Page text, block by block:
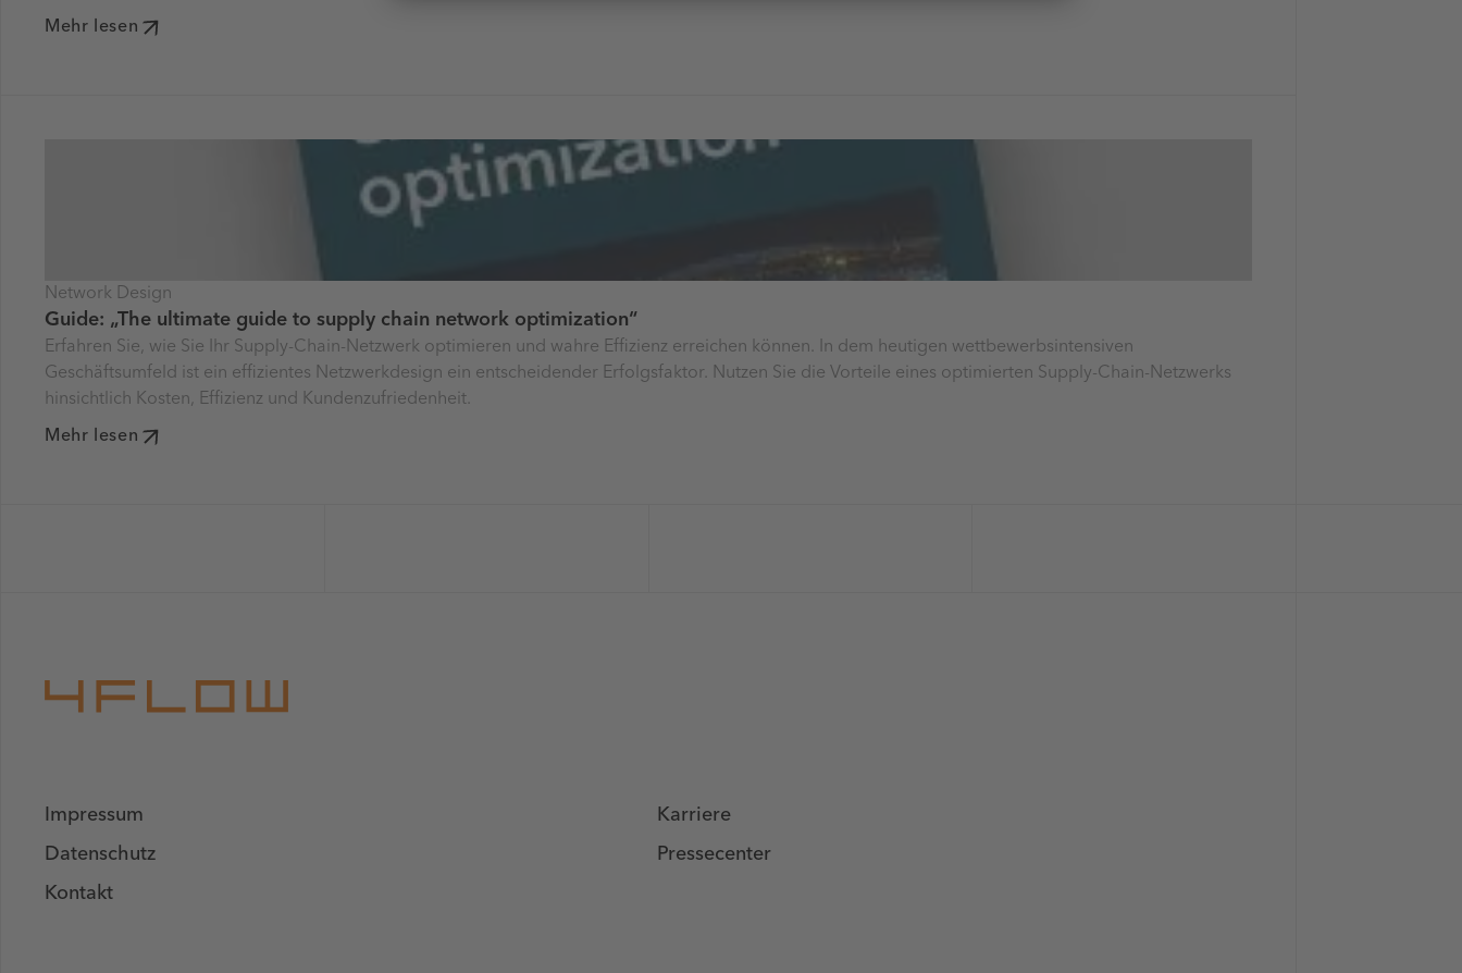
Mehr lesen
Network Design
Guide: „The ultimate guide to supply chain network optimization“
Erfahren Sie, wie Sie Ihr Supply-Chain-Netzwerk optimieren und wahre Effizienz erreichen können. In dem heutigen wettbewerbsintensiven
Geschäftsumfeld ist ein effizientes Netzwerkdesign ein entscheidender Erfolgsfaktor. Nutzen Sie die Vorteile eines optimierten Supply-Chain-Netzwerks
hinsichtlich Kosten, Effizienz und Kundenzufriedenheit.
Mehr lesen
Impressum
Datenschutz
Kontakt
Karriere
Pressecenter